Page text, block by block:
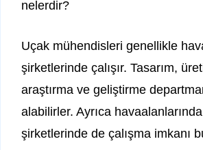
nelerdir?
Uçak mühendisleri genellikle
şirketlerinde çalışır. Tasarım,
araştırma ve geliştirme
alabilirler. Ayrıca
şirketlerinde de çalışma imkanı